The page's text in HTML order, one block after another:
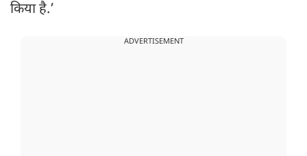
किया है.’
ADVERTISEMENT